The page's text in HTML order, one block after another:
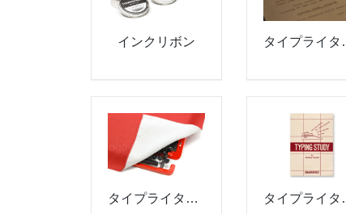
インクリボン タ
タイプライターカバー タ